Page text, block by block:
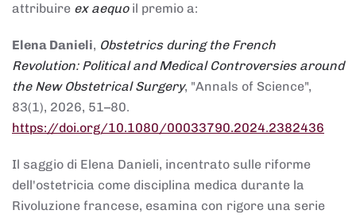
attribuire ex aequoil premio a:
Elena Danieli, Obstetrics during the French
Revolution: Political and Medical Controversies around
the New Obstetrical Surgery, "Annals of Science",
83(1), 2026, 51–80.
https://doi.org/10.1080/00033790.2024.2382436
Il saggio di Elena Danieli, incentrato sulle riforme
dell'ostetricia come disciplina medica durante la
Rivoluzione francese, esamina con rigore una serie